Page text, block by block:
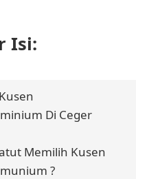
Isi:
Di Ceger
Memilih Kusen
?